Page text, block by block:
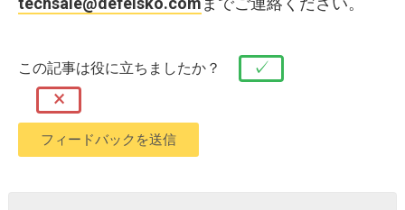
この記事は役に立ちましたか？ ✓
×